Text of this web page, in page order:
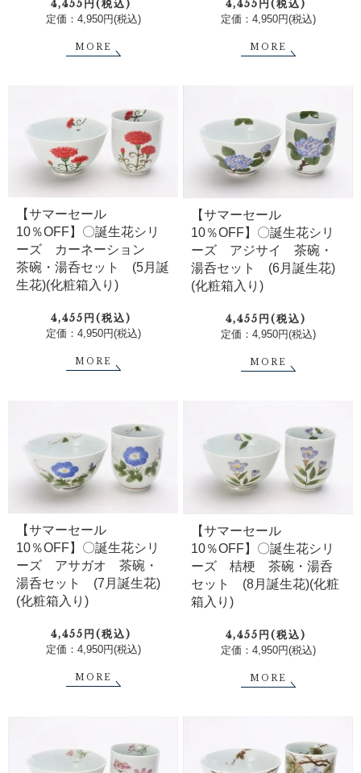
4,455円(税込)
定価：4,950円(税込)
MORE
4,455円(税込)
定価：4,950円(税込)
MORE
【サマーセール
10％OFF】〇誕生花シリ
ーズ カーネーション
茶碗・湯呑セット (5月誕
生花)(化粧箱入り)
4,455円(税込)
定価：4,950円(税込)
MORE
【サマーセール
10％OFF】〇誕生花シリ
ーズ アジサイ 茶碗・
湯呑セット (6月誕生花)
(化粧箱入り)
4,455円(税込)
定価：4,950円(税込)
MORE
【サマーセール
10％OFF】〇誕生花シリ
ーズ アサガオ 茶碗・
湯呑セット (7月誕生花)
(化粧箱入り)
4,455円(税込)
定価：4,950円(税込)
MORE
【サマーセール
10％OFF】〇誕生花シリ
ーズ 桔梗 茶碗・湯呑
セット (8月誕生花)(化粧
箱入り)
4,455円(税込)
定価：4,950円(税込)
MORE